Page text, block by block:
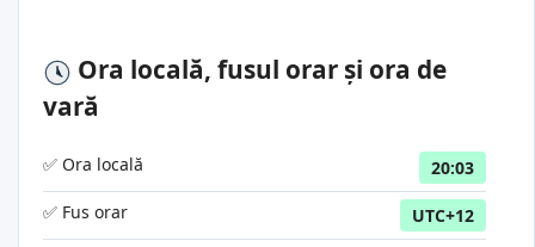
Ora locală, fusul orar și ora de
vară
✅ Ora locală
20:03
✅ Fus orar
UTC+12